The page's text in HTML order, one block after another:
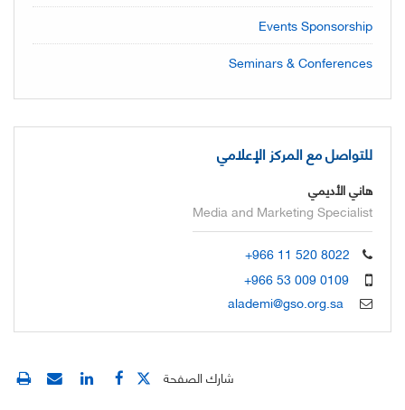
Events Sponsorship
Seminars & Conferences
للتواصل مع المركز الإعلامي
هاني الأديمي
Media and Marketing Specialist
+966 11 520 8022
+966 53 009 0109
alademi@gso.org.sa
شارك الصفحة